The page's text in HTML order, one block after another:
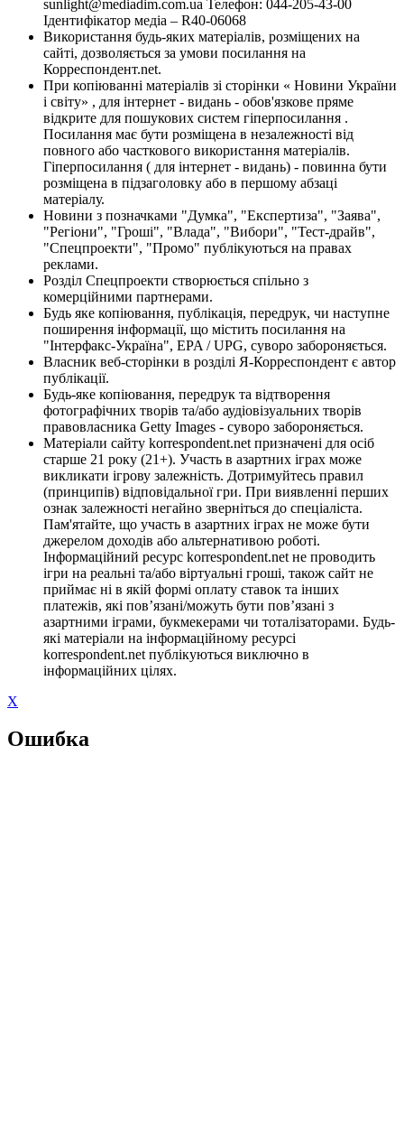
sunlight@mediadim.com.ua Телефон: 044-205-43-00
Ідентифікатор медіа – R40-06068
Використання будь-яких матеріалів, розміщених на
сайті, дозволяється за умови посилання на
Корреспондент.net.
При копіюванні матеріалів зі сторінки « Новини України
і світу» , для інтернет - видань - обов'язкове пряме
відкрите для пошукових систем гіперпосилання .
Посилання має бути розміщена в незалежності від
повного або часткового використання матеріалів.
Гіперпосилання ( для інтернет - видань) - повинна бути
розміщена в підзаголовку або в першому абзаці
матеріалу.
Новини з позначками "Думка", "Експертиза", "Заява",
"Регіони", "Гроші", "Влада", "Вибори", "Тест-драйв",
"Спецпроекти", "Промо" публікуються на правах
реклами.
Розділ Спецпроекти створюється спільно з
комерційними партнерами.
Будь яке копіювання, публікація, передрук, чи наступне
поширення інформації, що містить посилання на
"Інтерфакс-Україна", EPA / UPG, суворо забороняється.
Власник веб-сторінки в розділі Я-Корреспондент є автор
публікації.
Будь-яке копіювання, передрук та відтворення
фотографічних творів та/або аудіовізуальних творів
правовласника Getty Images - суворо забороняється.
Матеріали сайту korrespondent.net призначені для осіб
старше 21 року (21+). Участь в азартних іграх може
викликати ігрову залежність. Дотримуйтесь правил
(принципів) відповідальної гри. При виявленні перших
ознак залежності негайно зверніться до спеціаліста.
Пам'ятайте, що участь в азартних іграх не може бути
джерелом доходів або альтернативою роботі.
Інформаційний ресурс korrespondent.net не проводить
ігри на реальні та/або віртуальні гроші, також сайт не
приймає ні в якій формі оплату ставок та інших
платежів, які пов’язані/можуть бути пов’язані з
азартними іграми, букмекерами чи тоталізаторами. Будь-
які матеріали на інформаційному ресурсі
korrespondent.net публікуються виключно в
інформаційних цілях.
X
Ошибка